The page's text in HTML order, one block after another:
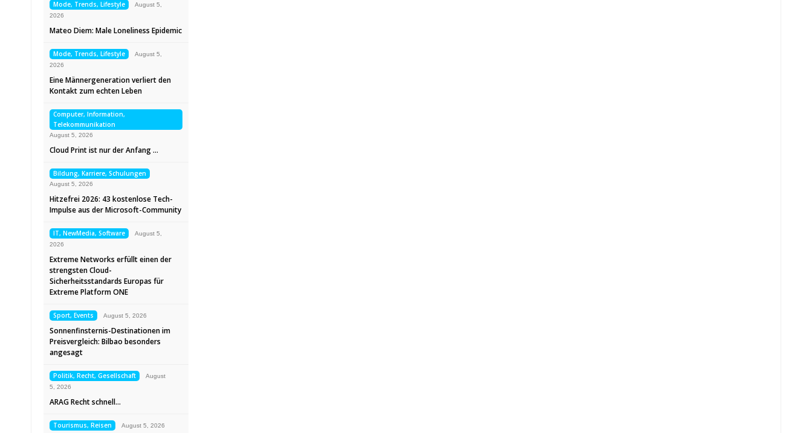
Mode, Trends, Lifestyle
August 5,
2026
Mateo Diem: Male Loneliness Epidemic
Mode, Trends, Lifestyle
August 5,
2026
Eine Männergeneration verliert den
Kontakt zum echten Leben
Computer, Information,
Telekommunikation
August 5, 2026
Cloud Print ist nur der Anfang …
Bildung, Karriere, Schulungen
August 5, 2026
Hitzefrei 2026: 43 kostenlose Tech-
Impulse aus der Microsoft-Community
IT, NewMedia, Software
August 5,
2026
Extreme Networks erfüllt einen der
strengsten Cloud-
Sicherheitsstandards Europas für
Extreme Platform ONE
Sport, Events August 5, 2026
Sonnenfinsternis-Destinationen im
Preisvergleich: Bilbao besonders
angesagt
Politik, Recht, Gesellschaft
August
5, 2026
ARAG Recht schnell…
Tourismus, Reisen August 5, 2026